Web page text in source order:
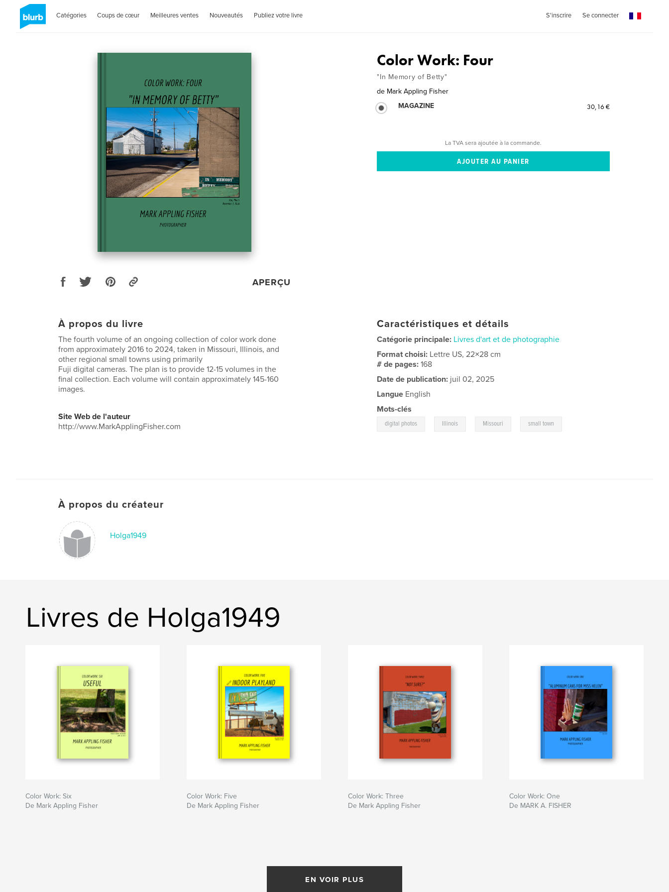
Catégories Coups de cœur Meilleures ventes Nouveautés Publiez votre livre S'inscrire Se connecter
APERÇU
Color Work: Four
"In Memory of Betty"
de Mark Appling Fisher
MAGAZINE
30,16 €
La TVA sera ajoutée à la commande.
À propos du livre
The fourth volume of an ongoing collection of color work done
from approximately 2016 to 2024, taken in Missouri, Illinois, and
other regional small towns using primarily
Fuji digital cameras. The plan is to provide 12-15 volumes in the
final collection. Each volume will contain approximately 145-160
images.
Site Web de l'auteur
http://www.MarkApplingFisher.com
Caractéristiques et détails
Catégorie principale: Livres d'art et de photographie
Format choisi: Lettre US, 22×28 cm
# de pages:168
Date de publication: juil 02, 2025
Langue English
Mots-clés
digital photos Illinois Missouri small town
À propos du créateur
Holga1949
Livres de Holga1949
Color Work: Six
De Mark Appling Fisher
Color Work: Five
De Mark Appling Fisher
Color Work: Three
De Mark Appling Fisher
Color Work: One
De MARK A. FISHER
EN VOIR PLUS